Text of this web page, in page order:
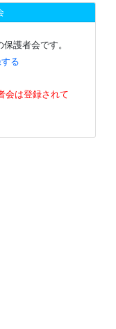
護者会です。
る
会は登録されて